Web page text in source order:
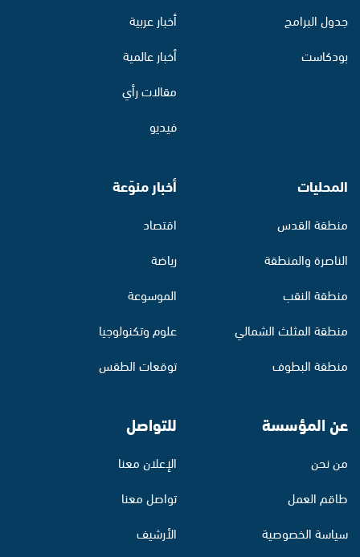
جدول البرامج
بودكاست
أخبار عربية
أخبار عالمية
مقالات رأي
فيديو
المحليات
منطقة القدس
الناصرة والمنطقة
منطقة النقب
منطقة المثلث الشمالي
منطقة البطوف
أخبار منوّعة
اقتصاد
رياضة
الموسوعة
علوم وتكنولوجيا
توقعات الطقس
عن المؤسسة
من نحن
طاقم العمل
سياسة الخصوصية
للتواصل
الإعلان معنا
تواصل معنا
الأرشيف